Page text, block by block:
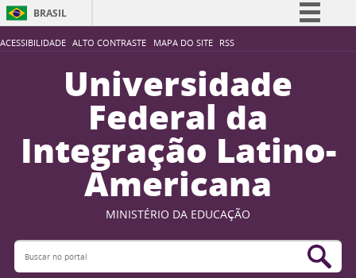
ACESSIBILIDADE ALTO CONTRASTE MAPA DO SITE RSS
BRASIL
Simplifique!
Participe
Acesso à informação
Legislação
Canais
Universidade
Federal da
Integração Latino-
Americana
MINISTÉRIO DA EDUCAÇÃO
Buscar no portal